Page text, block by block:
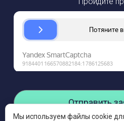
Отправить
Мы используем файлы cookie